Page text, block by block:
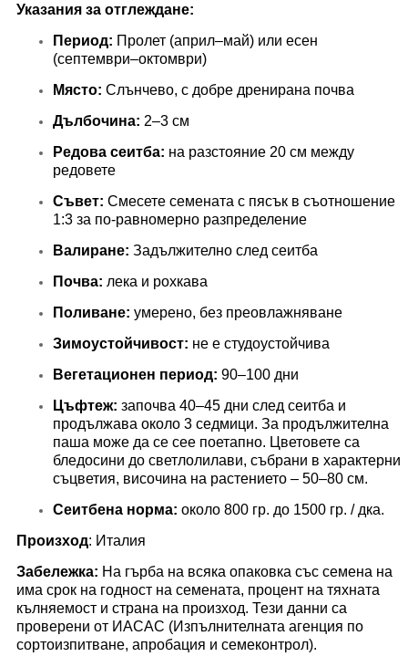
Указания за отглеждане:
Период: Пролет (април–май) или есен
(септември–октомври)
Място: Слънчево, с добре дренирана почва
Дълбочина: 2–3 см
Редова сеитба: на разстояние 20 см между
редовете
Съвет: Смесете семената с пясък в съотношение
1:3 за по-равномерно разпределение
Валиране: Задължително след сеитба
Почва: лека и рохкава
Поливане: умерено, без преовлажняване
Зимоустойчивост: не е студоустойчива
Вегетационен период: 90–100 дни
Цъфтеж: започва 40–45 дни след сеитба и
продължава около 3 седмици. За продължителна
паша може да се сее поетапно. Цветовете са
бледосини до светлолилави, събрани в характерни
съцветия, височина на растението – 50–80 см.
Сеитбена норма: около 800 гр. до 1500 гр. / дка.
Произход: Италия
Забележка: На гърба на всяка опаковка със семена на
има срок на годност на семената, процент на тяхната
кълняемост и страна на произход. Тези данни са
проверени от ИАСАС (Изпълнителната агенция по
сортоизпитване, апробация и семеконтрол).